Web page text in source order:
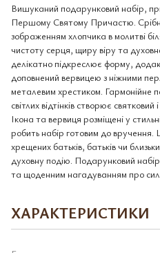
Вишуканий подарунковий набір,
Першому Святому Причастю.
зображенням хлопчика в молитві
чистоту серця, щиру віру та
делікатно підкреслює форму,
доповнений вервицею з ніжними
металевим хрестиком. Гармонійне
світлих відтінків створює
Ікона та вервиця розміщені у
робить набір готовим до вручення.
хрещених батьків, батьків чи
духовну подію. Подарунковий
та щоденним нагадуванням про
ХАРАКТЕРИСТИКИ